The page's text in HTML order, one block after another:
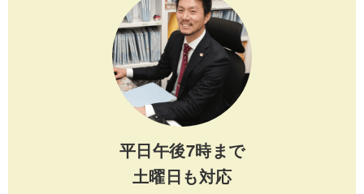
平日午後7時まで
土曜日も対応